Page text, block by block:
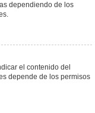
dependiendo de los
el contenido del
depende de los permisos